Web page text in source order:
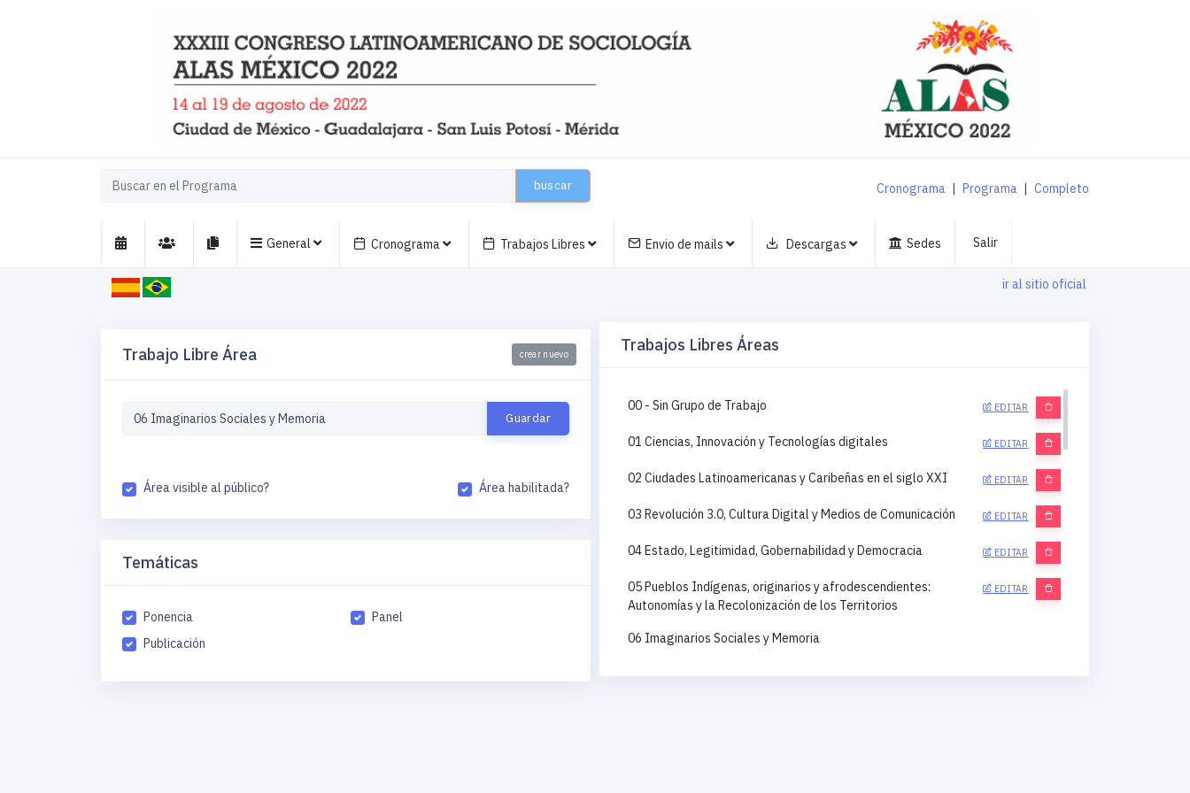
buscar Cronograma | Programa | Completo
General Cronograma Trabajos Libres Envio de mails Descargas Sedes Salir
ir al sitio oficial
Trabajo Libre Área crear nuevo
Área visible al público? Área habilitada?
Temáticas
Ponencia
Panel
Publicación
Trabajos Libres Áreas
00 - Sin Grupo de Trabajo EDITAR
01 Ciencias, Innovación y Tecnologías digitales EDITAR
02 Ciudades Latinoamericanas y Caribeñas en el siglo XXI EDITAR
03 Revolución 3.0, Cultura Digital y Medios de Comunicación EDITAR
04 Estado, Legitimidad, Gobernabilidad y Democracia EDITAR
05 Pueblos Indígenas, originarios y afrodescendientes:
Autonomías y la Recolonización de los Territorios
EDITAR
06 Imaginarios Sociales y Memoria